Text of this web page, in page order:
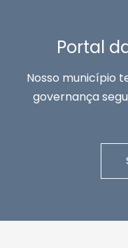
Portal
Nosso município
governança